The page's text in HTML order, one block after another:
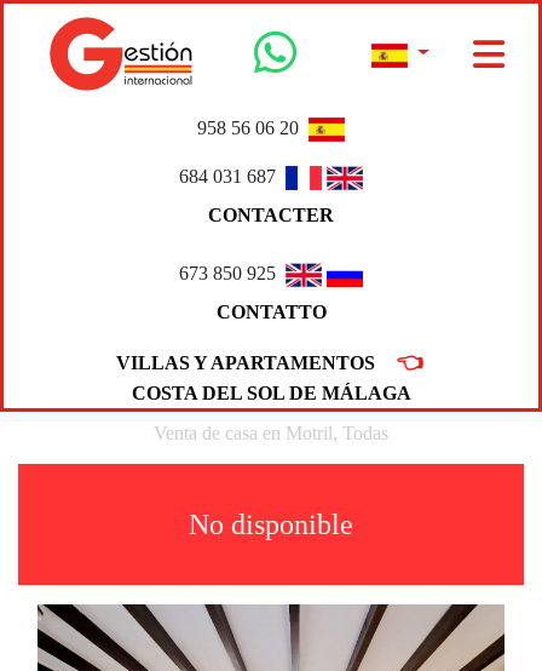
958 56 06 20
684 031 687
CONTACTER
673 850 925
CONTATTO
VILLAS Y APARTAMENTOS 👈
COSTA DEL SOL DE MÁLAGA
Venta de casa en Motril, Todas
No disponible